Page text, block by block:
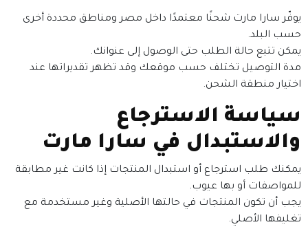
يوفّر سارا مارت شحنًا معتمدًا داخل مصر ومناطق محددة أخرى
حسب البلد.
يمكن تتبع حالة الطلب حتى الوصول إلى عنوانك.
مدة التوصيل تختلف حسب موقعك وقد تظهر تقديراتها عند
اختيار منطقة الشحن.
سياسة الاسترجاع
والاستبدال في سارا مارت
يمكنك طلب استرجاع أو استبدال المنتجات إذا كانت غير مطابقة
للمواصفات أو بها عيوب.
يجب أن تكون المنتجات في حالتها الأصلية وغير مستخدمة مع
تغليفها الأصلي.